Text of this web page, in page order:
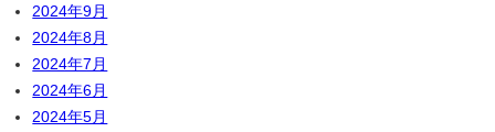
2024年9月
2024年8月
2024年7月
2024年6月
2024年5月